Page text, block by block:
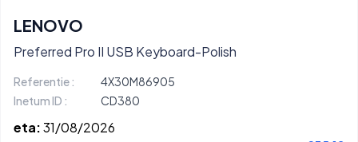
LENOVO
Preferred Pro II USB Keyboard-Polish
Referentie :
4X30M86905
Inetum ID :
CD380
eta:31/08/2026